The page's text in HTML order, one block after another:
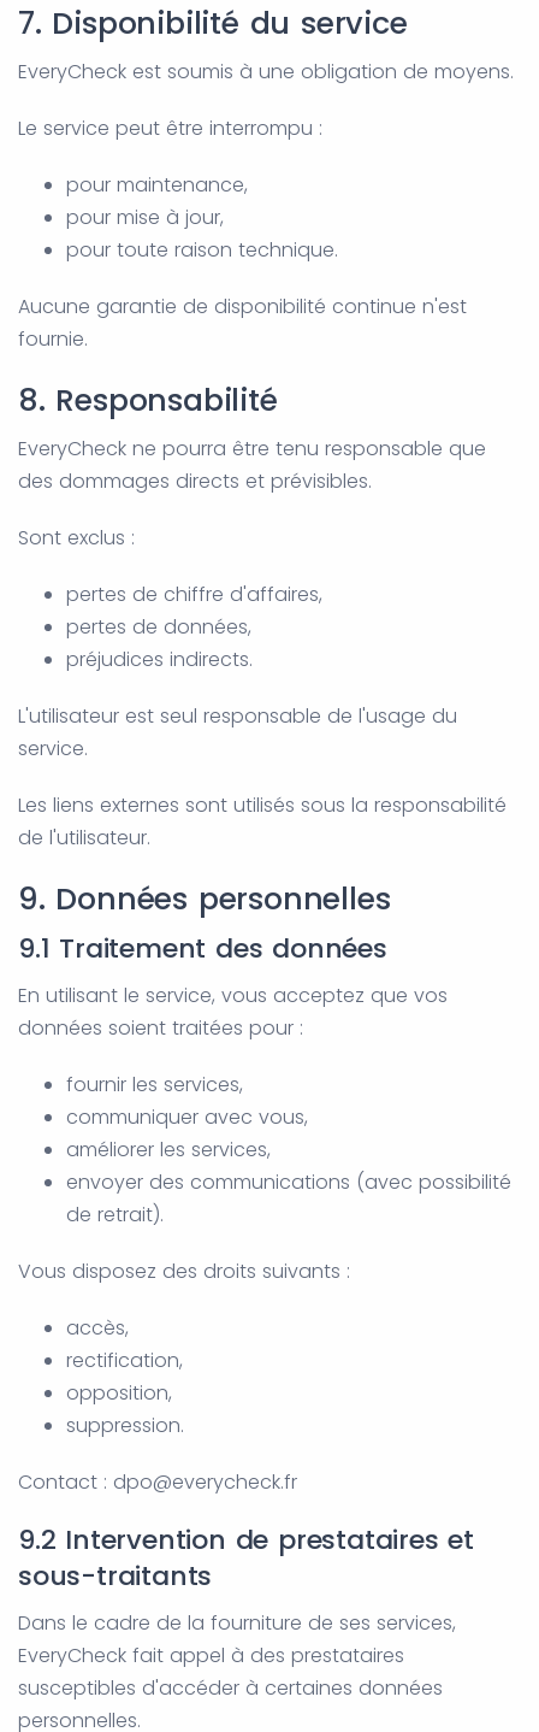
7. Disponibilité du service
EveryCheck est soumis à une obligation de moyens.
Le service peut être interrompu :
pour maintenance,
pour mise à jour,
pour toute raison technique.
Aucune garantie de disponibilité continue n'est
fournie.
8. Responsabilité
EveryCheck ne pourra être tenu responsable que
des dommages directs et prévisibles.
Sont exclus :
pertes de chiffre d'affaires,
pertes de données,
préjudices indirects.
L'utilisateur est seul responsable de l'usage du
service.
Les liens externes sont utilisés sous la responsabilité
de l'utilisateur.
9. Données personnelles
9.1 Traitement des données
En utilisant le service, vous acceptez que vos
données soient traitées pour :
fournir les services,
communiquer avec vous,
améliorer les services,
envoyer des communications (avec possibilité
de retrait).
Vous disposez des droits suivants :
accès,
rectification,
opposition,
suppression.
Contact : dpo@everycheck.fr
9.2 Intervention de prestataires et
sous-traitants
Dans le cadre de la fourniture de ses services,
EveryCheck fait appel à des prestataires
susceptibles d'accéder à certaines données
personnelles.